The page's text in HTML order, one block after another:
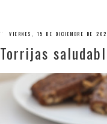
VIERNES, 15 DE DICIEMBRE DE
Torrijas